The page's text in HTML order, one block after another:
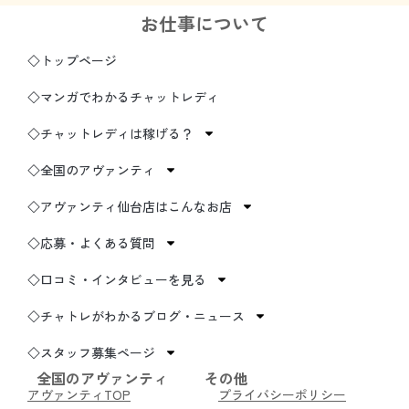
お仕事について
◇トップページ
◇マンガでわかるチャットレディ
◇チャットレディは稼げる？
◇全国のアヴァンティ
◇アヴァンティ仙台店はこんなお店
◇応募・よくある質問
◇口コミ・インタビューを見る
◇チャトレがわかるブログ・ニュース
◇スタッフ募集ページ
全国のアヴァンティ
アヴァンティTOP
その他
プライバシーポリシー